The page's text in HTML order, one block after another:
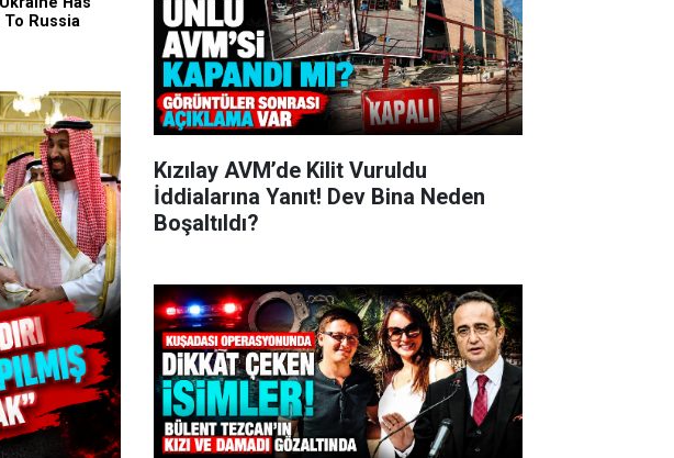
Kızılay AVM’de Kilit Vuruldu
İddialarına Yanıt! Dev Bina Neden
Boşaltıldı?